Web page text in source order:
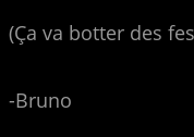
(Ça va botter des
-Bruno